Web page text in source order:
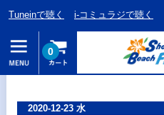
Tuneinで聴く i-コミュラジで聴く
0
2020-12-23 水